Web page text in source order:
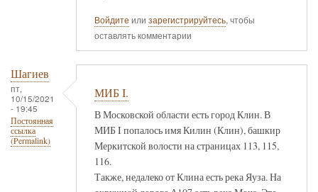
Войдите или зарегистрируйтесь, чтобы
оставлять комментарии
Шагиев
пт,
10/15/2021
- 19:45
Постоянная
ссылка
(Permalink)
МИБ I.
В Московской области есть город Клин. В
МИБ I попалось имя Килин (Клин), башкир
Меркитской волости на страницах 113, 115,
116.
Также, недалеко от Клина есть река Яуза. На